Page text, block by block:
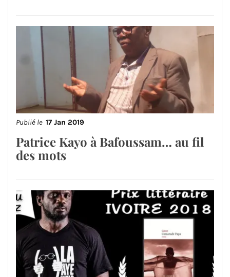
Publié le 17 Jan 2019
Patrice Kayo à Bafoussam… au fil
des mots